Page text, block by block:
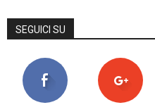
SEGUICI SU